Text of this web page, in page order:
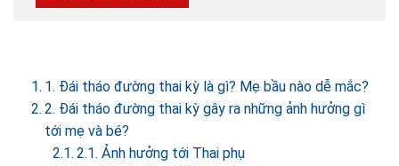
1. Đái tháo đường thai kỳ là gì? Mẹ bầu nào dễ mắc?
2. Đái tháo đường thai kỳ gây ra những ảnh hưởng gì
tới mẹ và bé?
2.1. Ảnh hưởng tới Thai phụ